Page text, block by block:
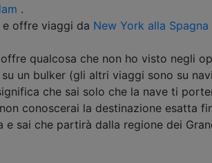
.
e offre viaggi da New York alla Spagna
qualcosa che non ho visto negli
un bulker (gli altri viaggi sono su navi
che sai solo che la nave ti
conoscerai la destinazione esatta
sai che partirà dalla regione dei